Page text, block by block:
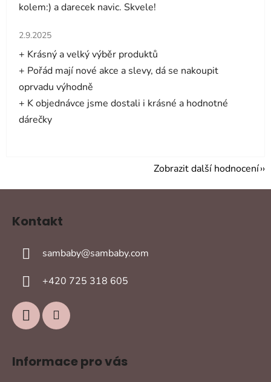
kolem:) a darecek navic. Skvele!
Hodnocení obchodu je 5 z 5 hvězdiček.
2.9.2025
+ Krásný a velký výběr produktů
+ Pořád mají nové akce a slevy, dá se nakoupit
oprvadu výhodně
+ K objednávce jsme dostali i krásné a hodnotné
dárečky
Zobrazit další hodnocení
Kontakt
sambaby@sambaby.com
+420 725 318 605
Informace pro vás